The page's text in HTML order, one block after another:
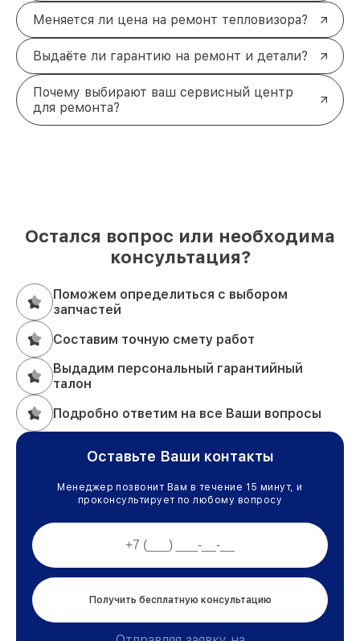
Меняется ли цена на ремонт тепловизора?
Выдаёте ли гарантию на ремонт и детали?
Почему выбирают ваш сервисный центр
для ремонта?
Остался вопрос или необходима
консультация?
Поможем определиться с выбором
запчастей
Составим точную смету работ
Выдадим персональный гарантийный
талон
Подробно ответим на все Ваши вопросы
Оставьте Ваши контакты
Менеджер позвонит Вам в течение 15 минут, и
проконсультирует по любому вопросу
Получить бесплатную консультацию